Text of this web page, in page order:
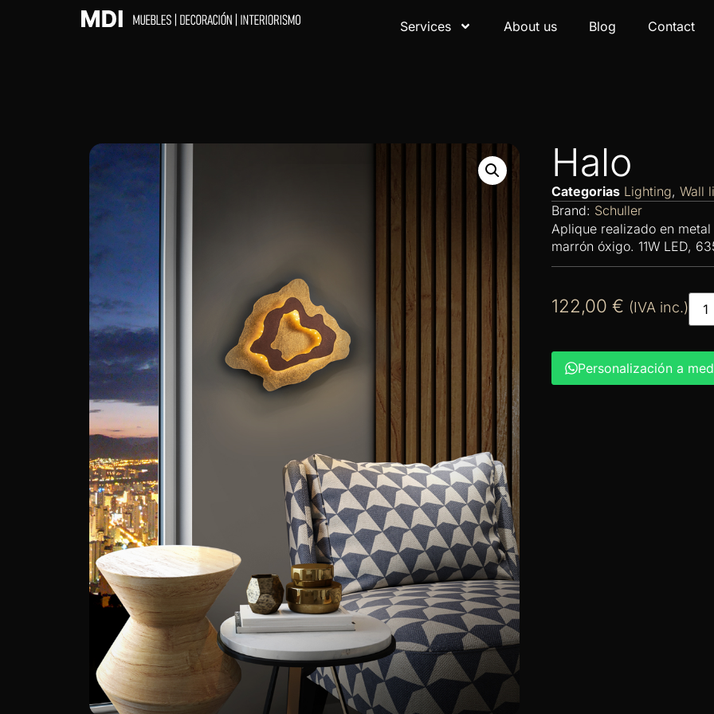
Services About us Blog Contact
Halo
Categorias Lighting, Wall
Brand: Schuller
Aplique realizado en metal
marrón óxigo. 11W LED,
122,00 € (IVA inc.)
Personalización a